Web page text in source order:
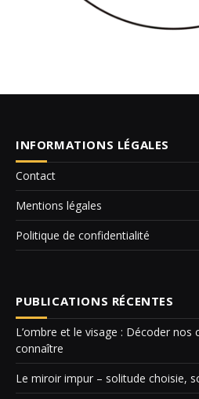
INFORMATIONS LÉGALES
Contact
Mentions légales
Politique de confidentialité
PUBLICATIONS RÉCENTES
L’ombre et le visage : Décoder
connaître
Le miroir impur – solitude choisie,